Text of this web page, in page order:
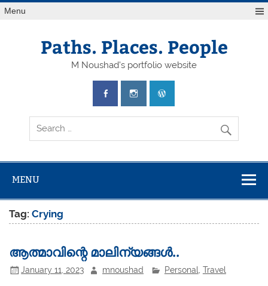
Skip
toMenu
Paths. Places. People
M Noushad's portfolio website
MENU
Tag:Crying
ആത്മാവിന്റെ മാലിന്യങ്ങൾ..
January 11, 2023 mnoushad Personal Travel